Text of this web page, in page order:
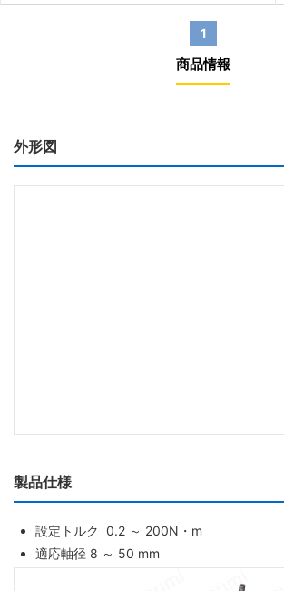
1
商品情報
外形図
製品仕様
設定トルク 0.2 ～ 200N・m
適応軸径 8 ～ 50 mm